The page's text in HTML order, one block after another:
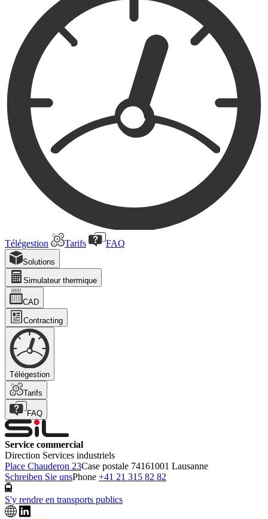
Télégestion Tarifs FAQ
Solutions
Simulateur thermique
CAD
Contracting
Télégestion
Tarifs
FAQ
Service commercial
Direction Services industriels
Place Chauderon 23Case postale 74161001 Lausanne
Schreiben Sie unsPhone +41 21 315 82 82
S'y rendre en transports publics